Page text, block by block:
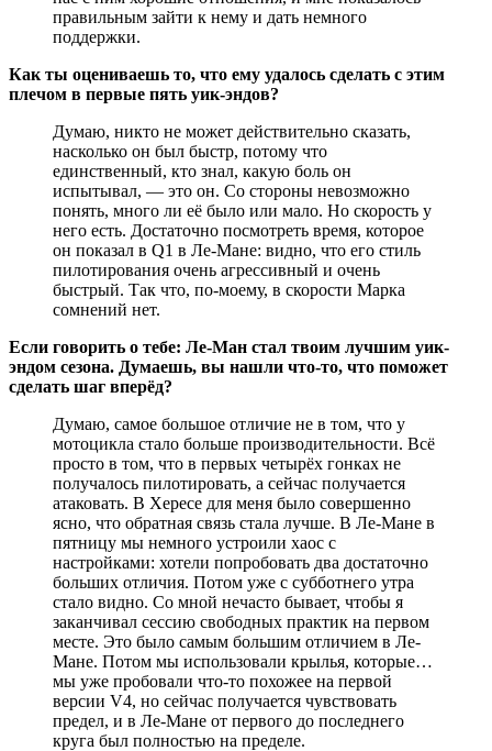
правильным зайти к нему и дать немного
поддержки.
Как ты оцениваешь то, что ему удалось сделать с этим
плечом в первые пять уик-эндов?
Думаю, никто не может действительно сказать,
насколько он был быстр, потому что
единственный, кто знал, какую боль он
испытывал, — это он. Со стороны невозможно
понять, много ли её было или мало. Но скорость у
него есть. Достаточно посмотреть время, которое
он показал в Q1 в Ле-Мане: видно, что его стиль
пилотирования очень агрессивный и очень
быстрый. Так что, по-моему, в скорости Марка
сомнений нет.
Если говорить о тебе: Ле-Ман стал твоим лучшим уик-
эндом сезона. Думаешь, вы нашли что-то, что поможет
сделать шаг вперёд?
Думаю, самое большое отличие не в том, что у
мотоцикла стало больше производительности. Всё
просто в том, что в первых четырёх гонках не
получалось пилотировать, а сейчас получается
атаковать. В Хересе для меня было совершенно
ясно, что обратная связь стала лучше. В Ле-Мане в
пятницу мы немного устроили хаос с
настройками: хотели попробовать два достаточно
больших отличия. Потом уже с субботнего утра
стало видно. Со мной нечасто бывает, чтобы я
заканчивал сессию свободных практик на первом
месте. Это было самым большим отличием в Ле-
Мане. Потом мы использовали крылья, которые…
мы уже пробовали что-то похожее на первой
версии V4, но сейчас получается чувствовать
предел, и в Ле-Мане от первого до последнего
круга был полностью на пределе.